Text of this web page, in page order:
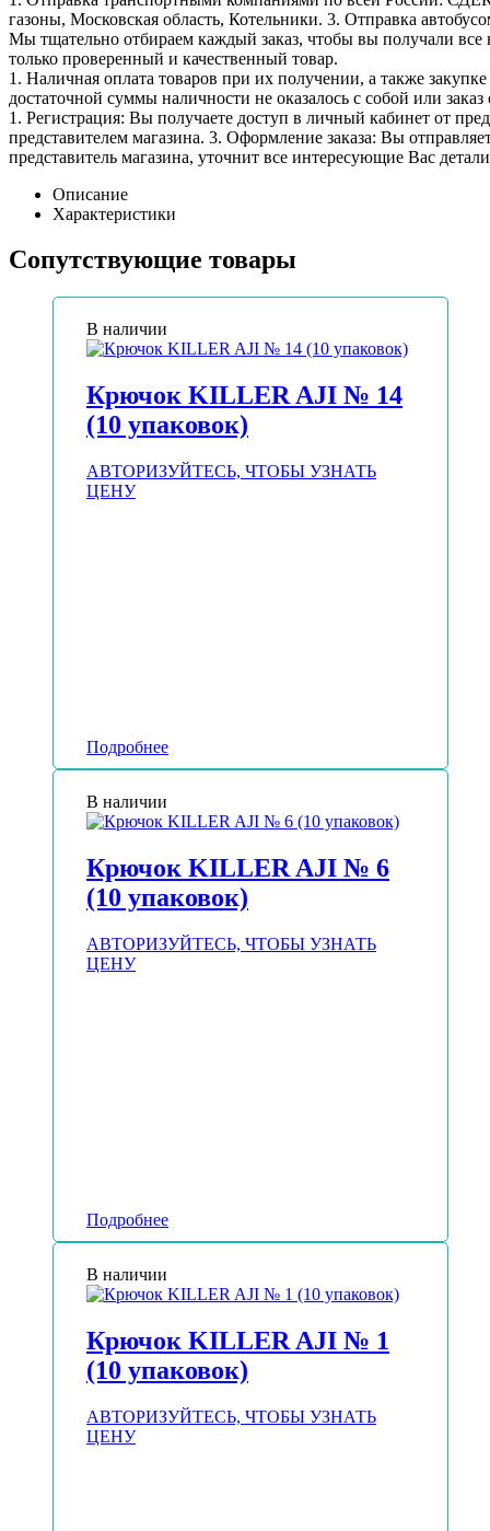
газоны, Московская область, Котельники. 3. Отправка
Мы тщательно отбираем каждый заказ, чтобы вы получали
только проверенный и качественный товар.
1. Наличная оплата товаров при их получении, а также
достаточной суммы наличности не оказалось с собой или
1. Регистрация: Вы получаете доступ в личный кабинет от
представителем магазина. 3. Оформление заказа: Вы
представитель магазина, уточнит все интересующие Вас
Описание
Характеристики
Сопутствующие товары
В наличии
Крючок KILLER AJI № 14
(10 упаковок)
АВТОРИЗУЙТЕСЬ, ЧТОБЫ УЗНАТЬ
ЦЕНУ
Подробнее
В наличии
Крючок KILLER AJI № 6
(10 упаковок)
АВТОРИЗУЙТЕСЬ, ЧТОБЫ УЗНАТЬ
ЦЕНУ
Подробнее
В наличии
Крючок KILLER AJI № 1
(10 упаковок)
АВТОРИЗУЙТЕСЬ, ЧТОБЫ УЗНАТЬ
ЦЕНУ